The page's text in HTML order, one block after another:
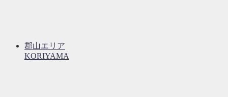
郡山エリア
KORIYAMA